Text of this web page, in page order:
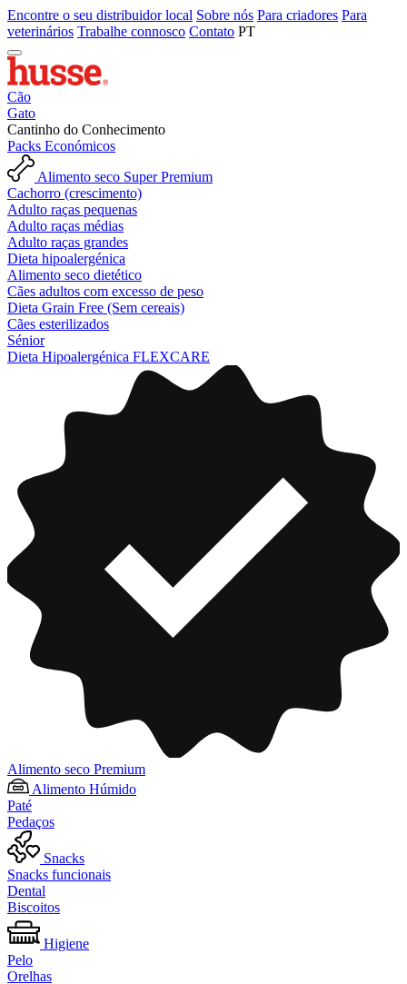
Encontre o seu distribuidor local Sobre nós Para criadores Para
veterinários Trabalhe connosco Contato PT
Cão
Gato
Cantinho do Conhecimento
Packs Económicos
Alimento seco Super Premium
Cachorro (crescimento)
Adulto raças pequenas
Adulto raças médias
Adulto raças grandes
Dieta hipoalergénica
Alimento seco dietético
Cães adultos com excesso de peso
Dieta Grain Free (Sem cereais)
Cães esterilizados
Sénior
Dieta Hipoalergénica FLEXCARE
Alimento seco Premium
Alimento Húmido
Paté
Pedaços
Snacks
Snacks funcionais
Dental
Biscoitos
Higiene
Pelo
Orelhas